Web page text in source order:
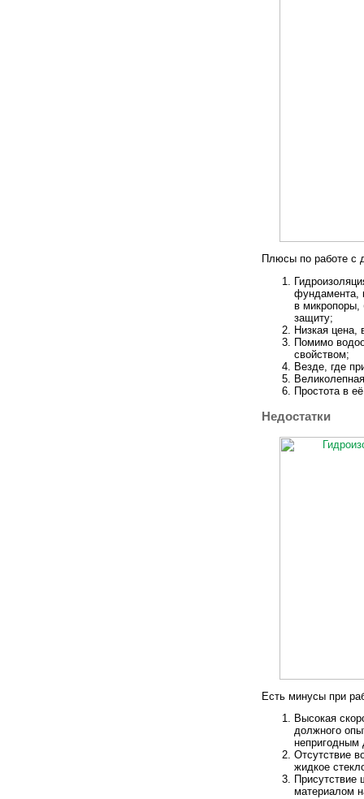
Плюсы по работе с
фундамента,
в микропоры,
защиту;
Низкая цена,
Помимо
свойством;
Везде, где
Простота в
Недостатки
Есть минусы при
Высокая
должного
непригодным
Отсутствие
жидкое
Присутствие
материалом